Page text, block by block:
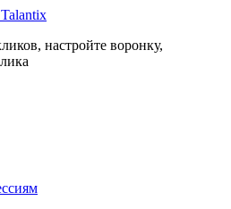
настройте воронку,